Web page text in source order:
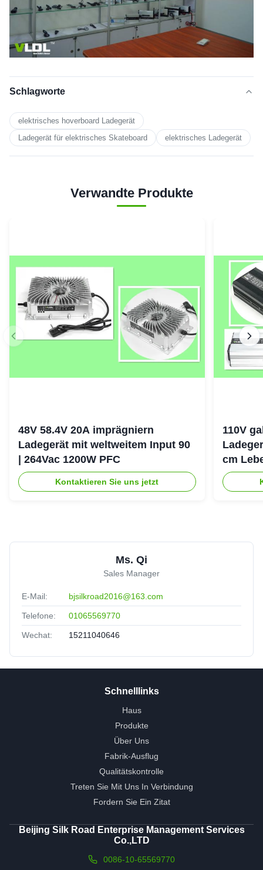
Schlagworte
elektrisches hoverboard Ladegerät
Ladegerät für elektrisches Skateboard
elektrisches Ladegerät
Verwandte Produkte
48V 58.4V 20A imprägniern
Ladegerät mit weltweitem Input 90
| 264Vac 1200W PFC
Kontaktieren Sie uns jetzt
110V
cm
Ms. Qi
Sales Manager
E-Mail: bjsilkroad2016@163.com
Telefone: 01065569770
Wechat: 15211040646
Schnelllinks
Haus
Produkte
Über Uns
Fabrik-Ausflug
Qualitätskontrolle
Treten Sie Mit Uns In Verbindung
Fordern Sie Ein Zitat
Beijing Silk Road Enterprise Management Services
Co.,LTD
0086-10-65569770